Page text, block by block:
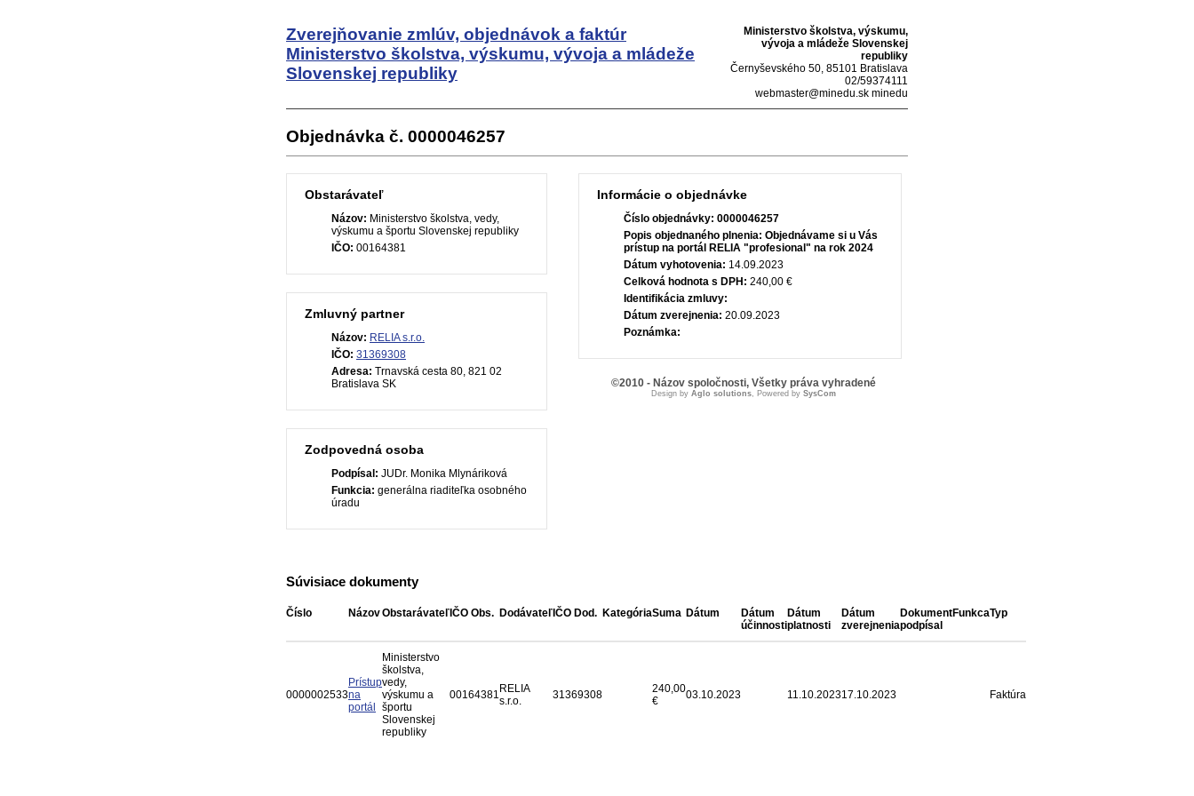
Zverejňovanie zmlúv, objednávok a faktúr
Ministerstvo školstva, výskumu, vývoja a mládeže
Slovenskej republiky
Ministerstvo školstva, výskumu,
vývoja a mládeže Slovenskej
republiky
Černyševského 50, 85101 Bratislava
02/59374111
webmaster@minedu.sk minedu
Objednávka č. 0000046257
Obstarávateľ
Názov: Ministerstvo školstva, vedy,
výskumu a športu Slovenskej republiky
IČO: 00164381
Zmluvný partner
Názov: RELIA s.r.o.
IČO: 31369308
Adresa: Trnavská cesta 80, 821 02
Bratislava SK
Zodpovedná osoba
Podpísal: JUDr. Monika Mlynáriková
Funkcia: generálna riaditeľka osobného
úradu
Informácie o objednávke
Číslo objednávky: 0000046257
Popis objednaného plnenia: Objednávame si u Vás
prístup na portál RELIA "profesional" na rok 2024
Dátum vyhotovenia: 14.09.2023
Celková hodnota s DPH: 240,00 €
Identifikácia zmluvy:
Dátum zverejnenia: 20.09.2023
Poznámka:
Súvisiace dokumenty
Číslo NázovObstarávateľ IČO Obs. Dodávateľ IČO Dod. KategóriaSuma Dátum
Dátum
účinnosti
Dátum
platnosti
Dátum
zverejnenia
Dokument
podpísal
FunkcaTyp
0000002533
Prístup
na
portál
Ministerstvo
školstva,
vedy,
výskumu a
športu
Slovenskej
republiky
00164381 RELIA
s.r.o.
31369308
240,00
€
03.10.2023 11.10.202317.10.2023 Faktúra
©2010 - Názov spoločnosti, Všetky práva vyhradené
Design by Aglo solutions, Powered by SysCom